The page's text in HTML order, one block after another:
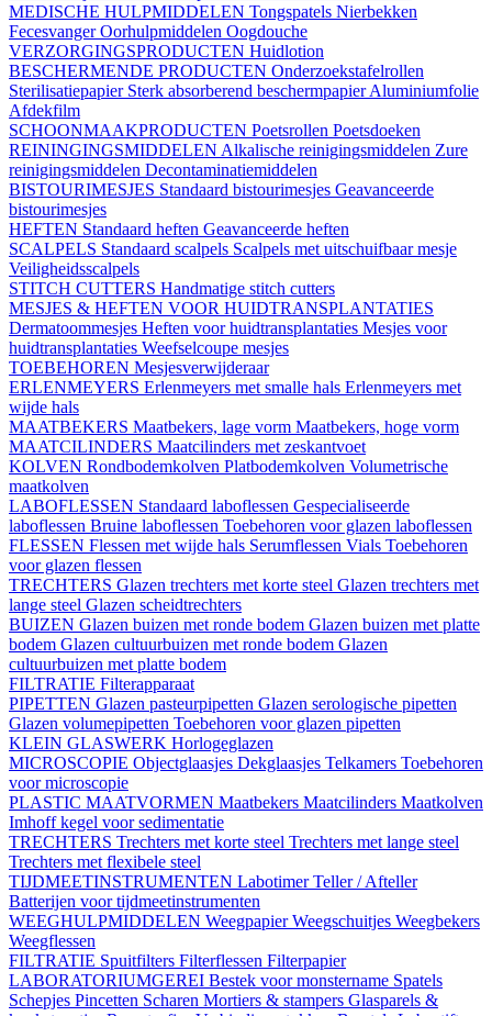
MEDISCHE HULPMIDDELEN Tongspatels Nierbekken
FecesvangerOorhulpmiddelen Oogdouche
VERZORGINGSPRODUCTEN Huidlotion
BESCHERMENDE PRODUCTEN Onderzoekstafelrollen
Sterilisatiepapier Sterk absorberend beschermpapierAluminiumfolie
Afdekfilm
SCHOONMAAKPRODUCTEN Poetsrollen Poetsdoeken
REININGINGSMIDDELEN Alkalische reinigingsmiddelen Zure
reinigingsmiddelen Decontaminatiemiddelen
BISTOURIMESJES Standaard bistourimesjes Geavanceerde
bistourimesjes
HEFTEN Standaard heften Geavanceerde heften
SCALPELS Standaard scalpels Scalpels met uitschuifbaar mesje
Veiligheidsscalpels
STITCH CUTTERS Handmatige stitch cutters
MESJES & HEFTEN VOOR HUIDTRANSPLANTATIES
Dermatoommesjes Heften voor huidtransplantaties Mesjes voor
huidtransplantaties Weefselcoupe mesjes
TOEBEHOREN Mesjesverwijderaar
ERLENMEYERS Erlenmeyers met smalle hals Erlenmeyers met
wijde hals
MAATBEKERS Maatbekers, lage vorm Maatbekers, hoge vorm
MAATCILINDERS Maatcilinders met zeskantvoet
KOLVEN Rondbodemkolven Platbodemkolven Volumetrische
maatkolven
LABOFLESSEN Standaard laboflessen Gespecialiseerde
laboflessen Bruine laboflessen Toebehoren voor glazen laboflessen
FLESSEN Flessen met wijde hals Serumflessen Vials Toebehoren
voor glazen flessen
TRECHTERS Glazen trechters met korte steel Glazen trechters met
lange steel Glazen scheidtrechters
BUIZEN Glazen buizen met ronde bodem Glazen buizen met platte
bodem Glazen cultuurbuizen met ronde bodem Glazen
cultuurbuizen met platte bodem
FILTRATIE Filterapparaat
PIPETTEN Glazen pasteurpipetten Glazen serologische pipetten
Glazen volumepipetten Toebehoren voor glazen pipetten
KLEIN GLASWERK Horlogeglazen
MICROSCOPIE Objectglaasjes Dekglaasjes Telkamers Toebehoren
voor microscopie
PLASTIC MAATVORMEN Maatbekers Maatcilinders Maatkolven
Imhoff kegel voor sedimentatie
TRECHTERS Trechters met korte steel Trechters met lange steel
Trechters met flexibele steel
TIJDMEETINSTRUMENTEN LabotimerTeller / Afteller
Batterijen voor tijdmeetinstrumenten
WEEGHULPMIDDELEN WeegpapierWeegschuitjes Weegbekers
Weegflessen
FILTRATIE Spuitfilters Filterflessen Filterpapier
LABORATORIUMGEREI Bestek voor monstername Spatels
Schepjes Pincetten Scharen Mortiers & stampers Glasparels &